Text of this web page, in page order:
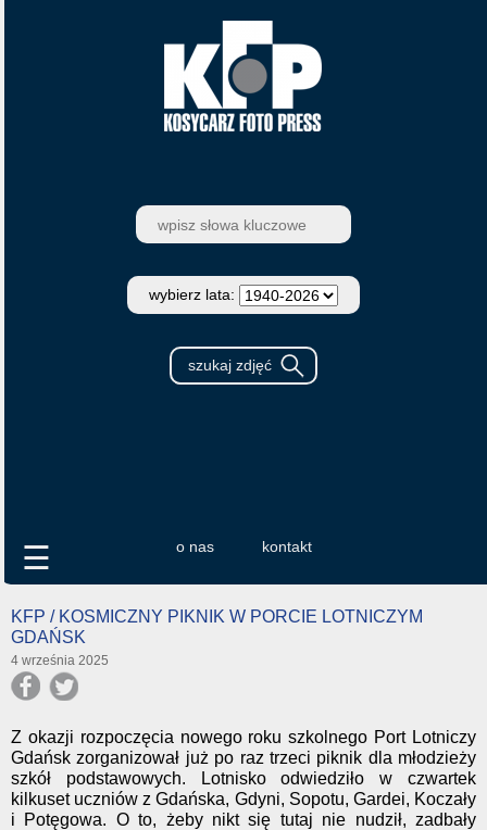
wybierz lata:
o nas kontakt
☰
KFP / KOSMICZNY PIKNIK W PORCIE LOTNICZYM
GDAŃSK
4 września 2025
Z okazji rozpoczęcia nowego roku szkolnego Port Lotniczy
Gdańsk zorganizował już po raz trzeci piknik dla młodzieży
szkół podstawowych. Lotnisko odwiedziło w czwartek
kilkuset uczniów z Gdańska, Gdyni, Sopotu, Gardei, Koczały
i Potęgowa. O to, żeby nikt się tutaj nie nudził, zadbały